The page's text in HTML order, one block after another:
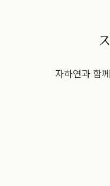
자하연과 함